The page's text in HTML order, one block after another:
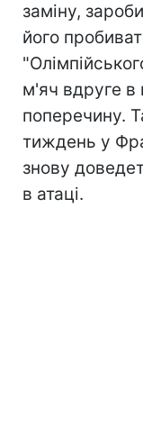
заміну,
його
м'яч вдруге в
поперечину.
тиждень у
знову
в атаці.